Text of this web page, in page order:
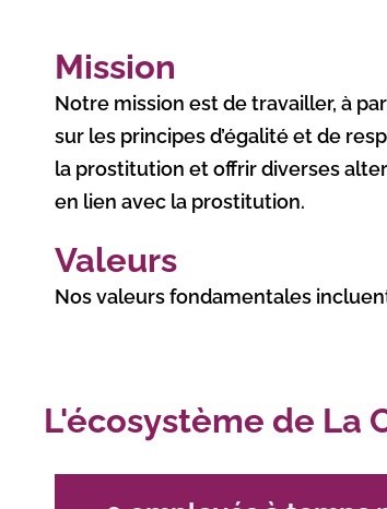
Mission
Notre mission est de travailler, à
sur les principes d’égalité et de
la prostitution et offrir diverses
en lien avec la prostitution.
Valeurs
Nos valeurs fondamentales
L'écosystème de La